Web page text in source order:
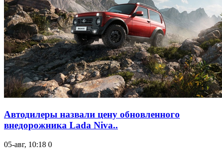
Автодилеры назвали цену обновленного
внедорожника Lada Niva..
05-авг, 10:18 0